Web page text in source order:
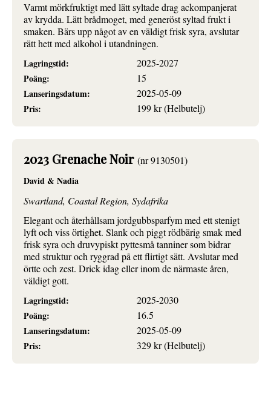
Varmt mörkfruktigt med lätt syltade drag ackompanjerat
av krydda. Lätt brådmoget, med generöst syltad frukt i
smaken. Bärs upp något av en väldigt frisk syra, avslutar
rätt hett med alkohol i utandningen.
Lagringstid:
2025-2027
Poäng:
15
Lanseringsdatum:
2025-05-09
Pris:
199 kr (Helbutelj)
2023 Grenache Noir (nr 9130501)
David & Nadia
Swartland, Coastal Region, Sydafrika
Elegant och återhållsam jordgubbsparfym med ett stenigt
lyft och viss örtighet. Slank och piggt rödbärig smak med
frisk syra och druvypiskt pyttesmå tanniner som bidrar
med struktur och ryggrad på ett flirtigt sätt. Avslutar med
örtte och zest. Drick idag eller inom de närmaste åren,
väldigt gott.
Lagringstid:
2025-2030
Poäng:
16.5
Lanseringsdatum:
2025-05-09
Pris:
329 kr (Helbutelj)